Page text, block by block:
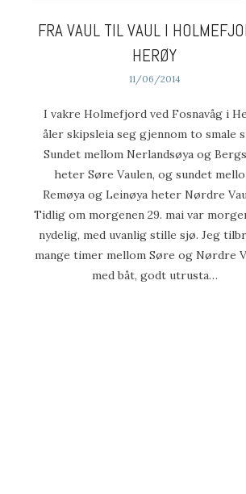
FRA VAUL TIL VAUL I
HERØY
11/06/2014
I vakre Holmefjord ved Fosnavåg i
åler skipsleia seg gjennom to smale
Sundet mellom Nerlandsøya og
heter Søre Vaulen, og sundet
Remøya og Leinøya heter Nørdre
Tidlig om morgenen 29. mai var
nydelig, med uvanlig stille sjø. Jeg
mange timer mellom Søre og Nørdre
med båt, godt utrusta…